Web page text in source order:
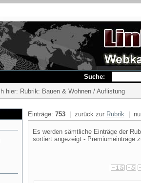
Suche:
hier: Rubrik: Bauen & Wohnen / Auflistung
Einträge: 753 | zurück zur Rubrik |
Es werden sämtliche Einträge der
sortiert angezeigt - Premiumeinträge